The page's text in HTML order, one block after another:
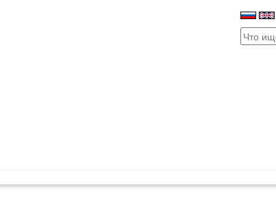
Search
for: